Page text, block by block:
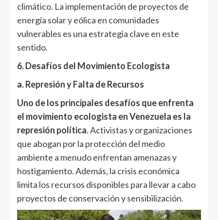
climático. La implementación de proyectos de
energía solar y eólica en comunidades
vulnerables es una estrategia clave en este
sentido.
6. Desafíos del Movimiento Ecologista
a. Represión y Falta de Recursos
Uno de los principales desafíos que enfrenta
el movimiento ecologista en Venezuela es la
represión política. Activistas y organizaciones
que abogan por la protección del medio
ambiente a menudo enfrentan amenazas y
hostigamiento. Además, la crisis económica
limita los recursos disponibles para llevar a cabo
proyectos de conservación y sensibilización.